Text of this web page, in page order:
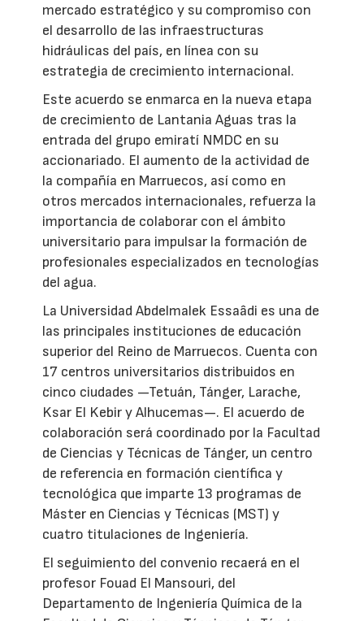
mercado estratégico y su compromiso con
el desarrollo de las infraestructuras
hidráulicas del país, en línea con su
estrategia de crecimiento internacional.
Este acuerdo se enmarca en la nueva etapa
de crecimiento de Lantania Aguas tras la
entrada del grupo emiratí NMDC en su
accionariado. El aumento de la actividad de
la compañía en Marruecos, así como en
otros mercados internacionales, refuerza la
importancia de colaborar con el ámbito
universitario para impulsar la formación de
profesionales especializados en tecnologías
del agua.
La Universidad Abdelmalek Essaâdi es una de
las principales instituciones de educación
superior del Reino de Marruecos. Cuenta con
17 centros universitarios distribuidos en
cinco ciudades —Tetuán, Tánger, Larache,
Ksar El Kebir y Alhucemas—. El acuerdo de
colaboración será coordinado por la Facultad
de Ciencias y Técnicas de Tánger, un centro
de referencia en formación científica y
tecnológica que imparte 13 programas de
Máster en Ciencias y Técnicas (MST) y
cuatro titulaciones de Ingeniería.
El seguimiento del convenio recaerá en el
profesor Fouad El Mansouri, del
Departamento de Ingeniería Química de la